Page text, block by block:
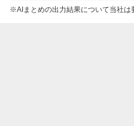
通期は損益黒字化を目指
AIまとめの出力結果について当社は